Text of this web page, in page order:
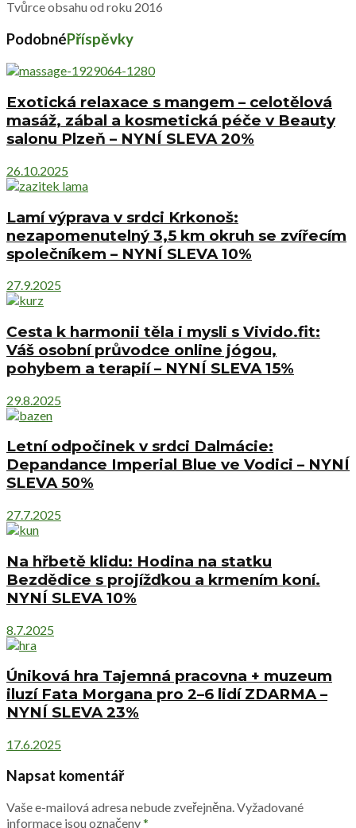
Tvůrce obsahu od roku 2016
PodobnéPříspěvky
Exotická relaxace s mangem – celotělová
masáž, zábal a kosmetická péče v Beauty
salonu Plzeň – NYNÍ SLEVA 20%
26.10.2025
Lamí výprava v srdci Krkonoš:
nezapomenutelný 3,5 km okruh se zvířecím
společníkem – NYNÍ SLEVA 10%
27.9.2025
Cesta k harmonii těla i mysli s Vivido.fit:
Váš osobní průvodce online jógou,
pohybem a terapií – NYNÍ SLEVA 15%
29.8.2025
Letní odpočinek v srdci Dalmácie:
Depandance Imperial Blue ve Vodici – NYNÍ
SLEVA 50%
27.7.2025
Na hřbetě klidu: Hodina na statku
Bezdědice s projížďkou a krmením koní.
NYNÍ SLEVA 10%
8.7.2025
Úniková hra Tajemná pracovna + muzeum
iluzí Fata Morgana pro 2–6 lidí ZDARMA –
NYNÍ SLEVA 23%
17.6.2025
Napsat komentář
Vaše e-mailová adresa nebude zveřejněna.Vyžadované
informace jsou označeny*